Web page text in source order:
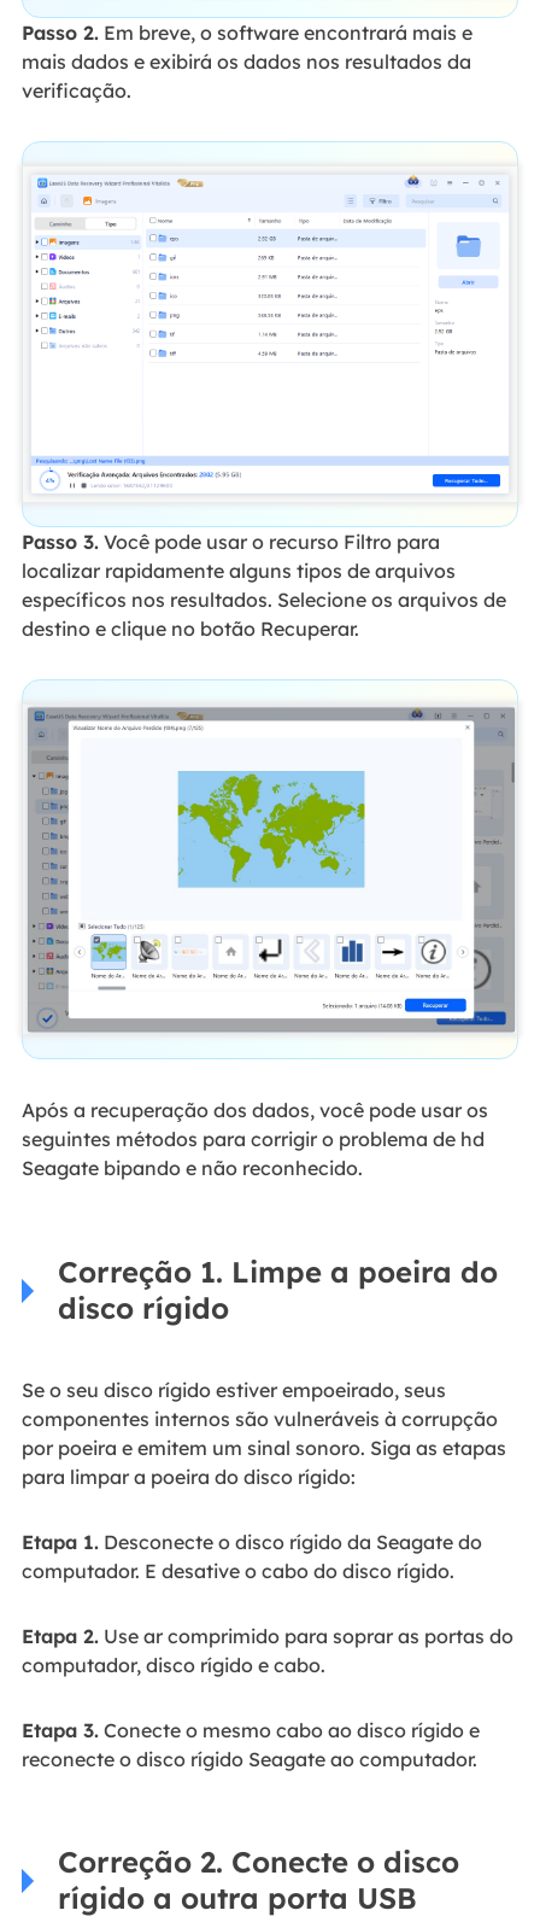
Passo 2.Em breve, o software encontrará mais e
mais dados e exibirá os dados nos resultados da
verificação.
Passo 3.Você pode usar o recurso Filtro para
localizar rapidamente alguns tipos de arquivos
específicos nos resultados. Selecione os arquivos de
destino e clique no botão Recuperar.
Após a recuperação dos dados, você pode usar os
seguintes métodos para corrigir o problema de hd
Seagate bipando e não reconhecido.
Correção 1. Limpe a poeira do
disco rígido
Se o seu disco rígido estiver empoeirado, seus
componentes internos são vulneráveis à corrupção
por poeira e emitem um sinal sonoro. Siga as etapas
para limpar a poeira do disco rígido:
Etapa 1.Desconecte o disco rígido da Seagate do
computador. E desative o cabo do disco rígido.
Etapa 2.Use ar comprimido para soprar as portas do
computador, disco rígido e cabo.
Etapa 3.Conecte o mesmo cabo ao disco rígido e
reconecte o disco rígido Seagate ao computador.
Correção 2. Conecte o disco
rígido a outra porta USB